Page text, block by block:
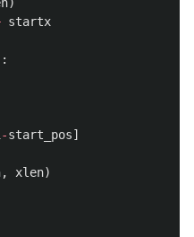
startx
-start_pos]
, xlen)